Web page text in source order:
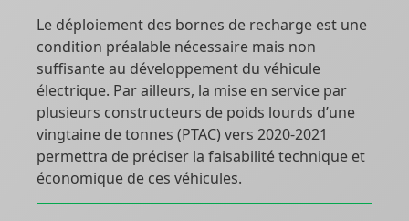
Le déploiement des bornes de recharge est une
condition préalable nécessaire mais non
suffisante au développement du véhicule
électrique. Par ailleurs, la mise en service par
plusieurs constructeurs de poids lourds d’une
vingtaine de tonnes (PTAC) vers 2020-2021
permettra de préciser la faisabilité technique et
économique de ces véhicules.